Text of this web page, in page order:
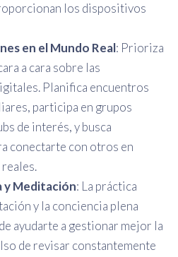
los dispositivos
en el Mundo Real: Prioriza
a cara sobre las
Planifica encuentros
participa en grupos
de interés, y busca
conectarte con otros en
y Meditación: La práctica
y la conciencia plena
ayudarte a gestionar mejor la
de revisar constantemente